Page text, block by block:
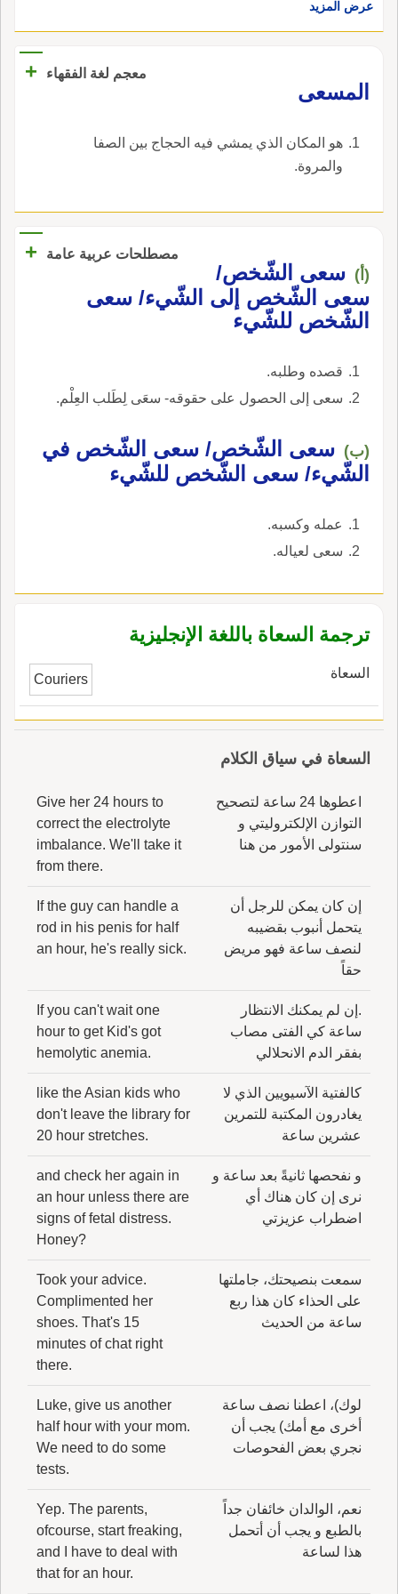
زَمَنَ نوح، عليه السلام، فَغَرَّقَه الله أَيام الطُّوفا
عرض المزيد
معجم لغة الفقهاء
+
‏المسعى‏
‏هو المكان الذي يمشي فيه الحجاج بين الصفا
والمروة‏.
مصطلحات عربية عامة +
(أ) سعى الشّخص/
سعى الشّخص إلى الشّيء/ سعى
الشّخص للشّيء
قصده وطلبه.
سعى إلى الحصول على حقوقه- سعَى لِطَلب العِلْم.
(ب) سعى الشّخص/ سعى الشّخص في
الشّيء/ سعى الشّخص للشّيء
عمله وكسبه.
سعى لعياله.
ترجمة السعاة باللغة الإنجليزية
السعاة Couriers
السعاة في سياق الكلام
اعطوها 24 ساعة لتصحيح
التوازن الإلكتروليتي و
سنتولى الأمور من هنا
Give her 24 hours to
correct the electrolyte
imbalance. We'll take it
from there.
إن كان يمكن للرجل أن
يتحمل أنبوب بقضيبه
لنصف ساعة فهو مريض
حقاً
If the guy can handle a
rod in his penis for half
an hour, he's really sick.
.إن لم يمكنك الانتظار
ساعة كي الفتى مصاب
بفقر الدم الانحلالي
If you can't wait one
hour to get Kid's got
hemolytic anemia.
كالفتية الآسيويين الذي لا
يغادرون المكتبة للتمرين
عشرين ساعة
like the Asian kids who
don't leave the library for
20 hour stretches.
و نفحصها ثانيةً بعد ساعة و
نرى إن كان هناك أي
اضطراب عزيزتي
and check her again in
an hour unless there are
signs of fetal distress.
Honey?
سمعت بنصيحتك، جاملتها
على الحذاء كان هذا ربع
ساعة من الحديث
Took your advice.
Complimented her
shoes. That's 15
minutes of chat right
there.
لوك)، اعطنا نصف ساعة
أخرى مع أمك) يجب أن
نجري بعض الفحوصات
Luke, give us another
half hour with your mom.
We need to do some
tests.
نعم، الوالدان خائفان جداً
بالطبع و يجب أن أتحمل
هذا لساعة
Yep. The parents,
ofcourse, start freaking,
and I have to deal with
that for an hour.